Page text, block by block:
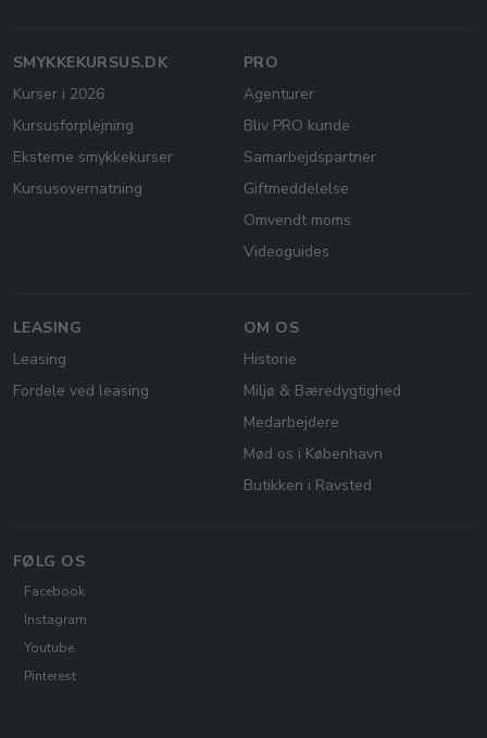
SMYKKEKURSUS.DK
Kurser i 2026
Kursusforplejning
Eksterne smykkekurser
Kursusovernatning
PRO
Agenturer
Bliv PRO kunde
Samarbejdspartner
Giftmeddelelse
Omvendt moms
Videoguides
LEASING
Leasing
Fordele ved leasing
OM OS
Historie
Miljø & Bæredygtighed
Medarbejdere
Mød os i København
Butikken i Ravsted
FØLG OS
Facebook
Instagram
Youtube
Pinterest